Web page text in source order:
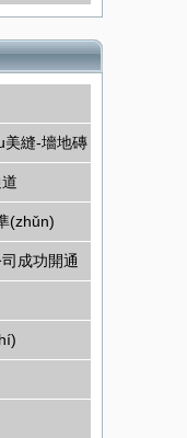
美縫-墻地磚
(zhǔn)
成功開通